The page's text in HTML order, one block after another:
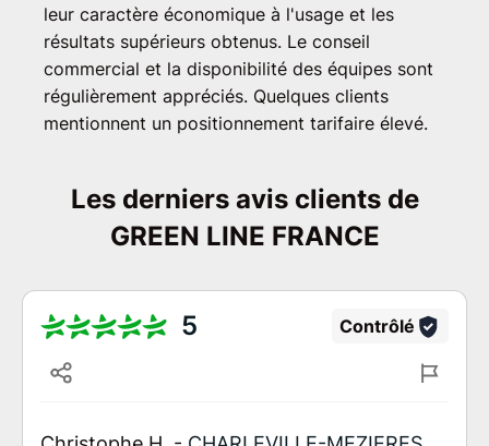
leur caractère économique à l'usage et les
résultats supérieurs obtenus. Le conseil
commercial et la disponibilité des équipes sont
régulièrement appréciés. Quelques clients
mentionnent un positionnement tarifaire élevé.
Les derniers avis clients de
GREEN LINE FRANCE
5 Contrôlé